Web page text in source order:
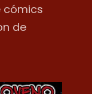
cómics
de